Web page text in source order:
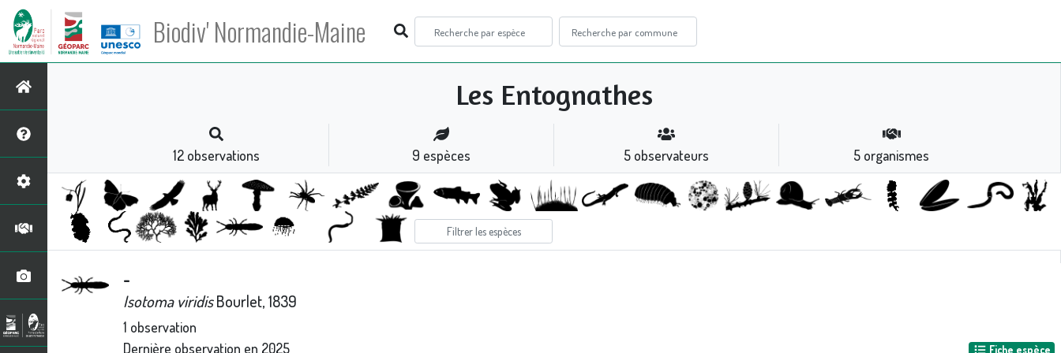
Biodiv' Normandie-Maine
Les Entognathes
12observations 9 espèces 5 observateurs 5 organismes
-
Isotoma viridisBourlet, 1839
1 observation
Dernière observation en 2025 Fiche espèce